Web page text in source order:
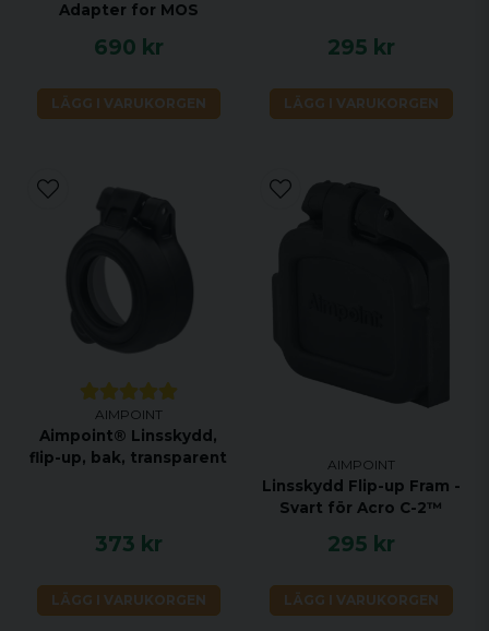
Adapter for MOS
690 kr
LÄGG I VARUKORGEN
295 kr
LÄGG I VARUKORGEN
AIMPOINT
Aimpoint® Linsskydd,
flip-up, bak, transparent
373 kr
LÄGG I VARUKORGEN
AIMPOINT
Linsskydd Flip-up Fram -
Svart för Acro C-2™
295 kr
LÄGG I VARUKORGEN